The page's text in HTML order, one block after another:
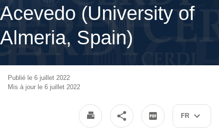
Acevedo (University of
Almeria, Spain)
FR
Publié le 6 juillet 2022
Mis à jour le 6 juillet 2022